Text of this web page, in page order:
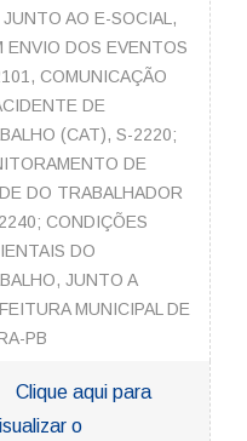
AO E-SOCIAL,
ENVIO DOS EVENTOS
COMUNICAÇÃO
DE
(CAT), S-2220;
DE
DO TRABALHADOR
CONDIÇÕES
DO
JUNTO A
MUNICIPAL DE
PB
Clique aqui para
o